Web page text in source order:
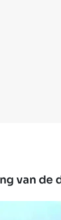
van de